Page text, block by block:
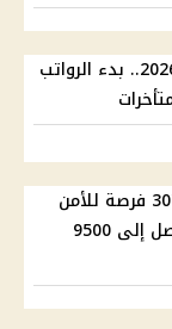
موعد صرف مرتبات أغسطس 2026.. بدء الرواتب
وظائف وزارة العمل 2026.. 3070 فرصة للأمن
والنظافة والسائقين برواتب تصل إلى 9500